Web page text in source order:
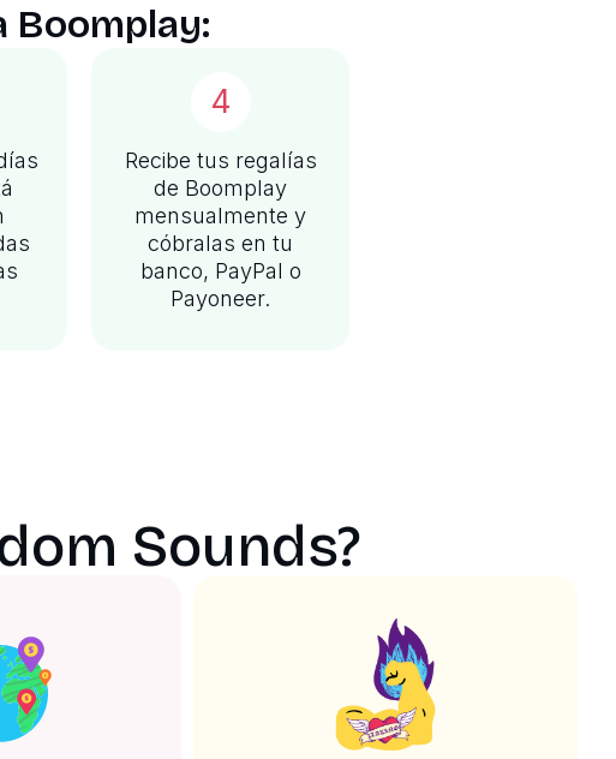
Boomplay:
4
Recibe tus regalías
de Boomplay
mensualmente y
cóbralas en tu
banco, PayPal o
Payoneer.
Sounds?